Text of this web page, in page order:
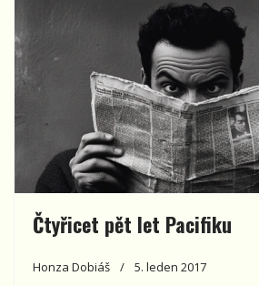
Čtyřicet pět let Pacifiku
Honza Dobiáš 5. leden 2017